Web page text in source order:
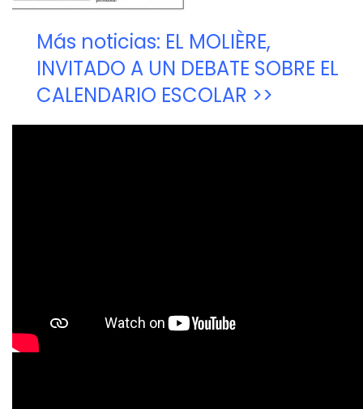
Más noticias: EL MOLIÈRE,
INVITADO A UN DEBATE SOBRE EL
CALENDARIO ESCOLAR >>